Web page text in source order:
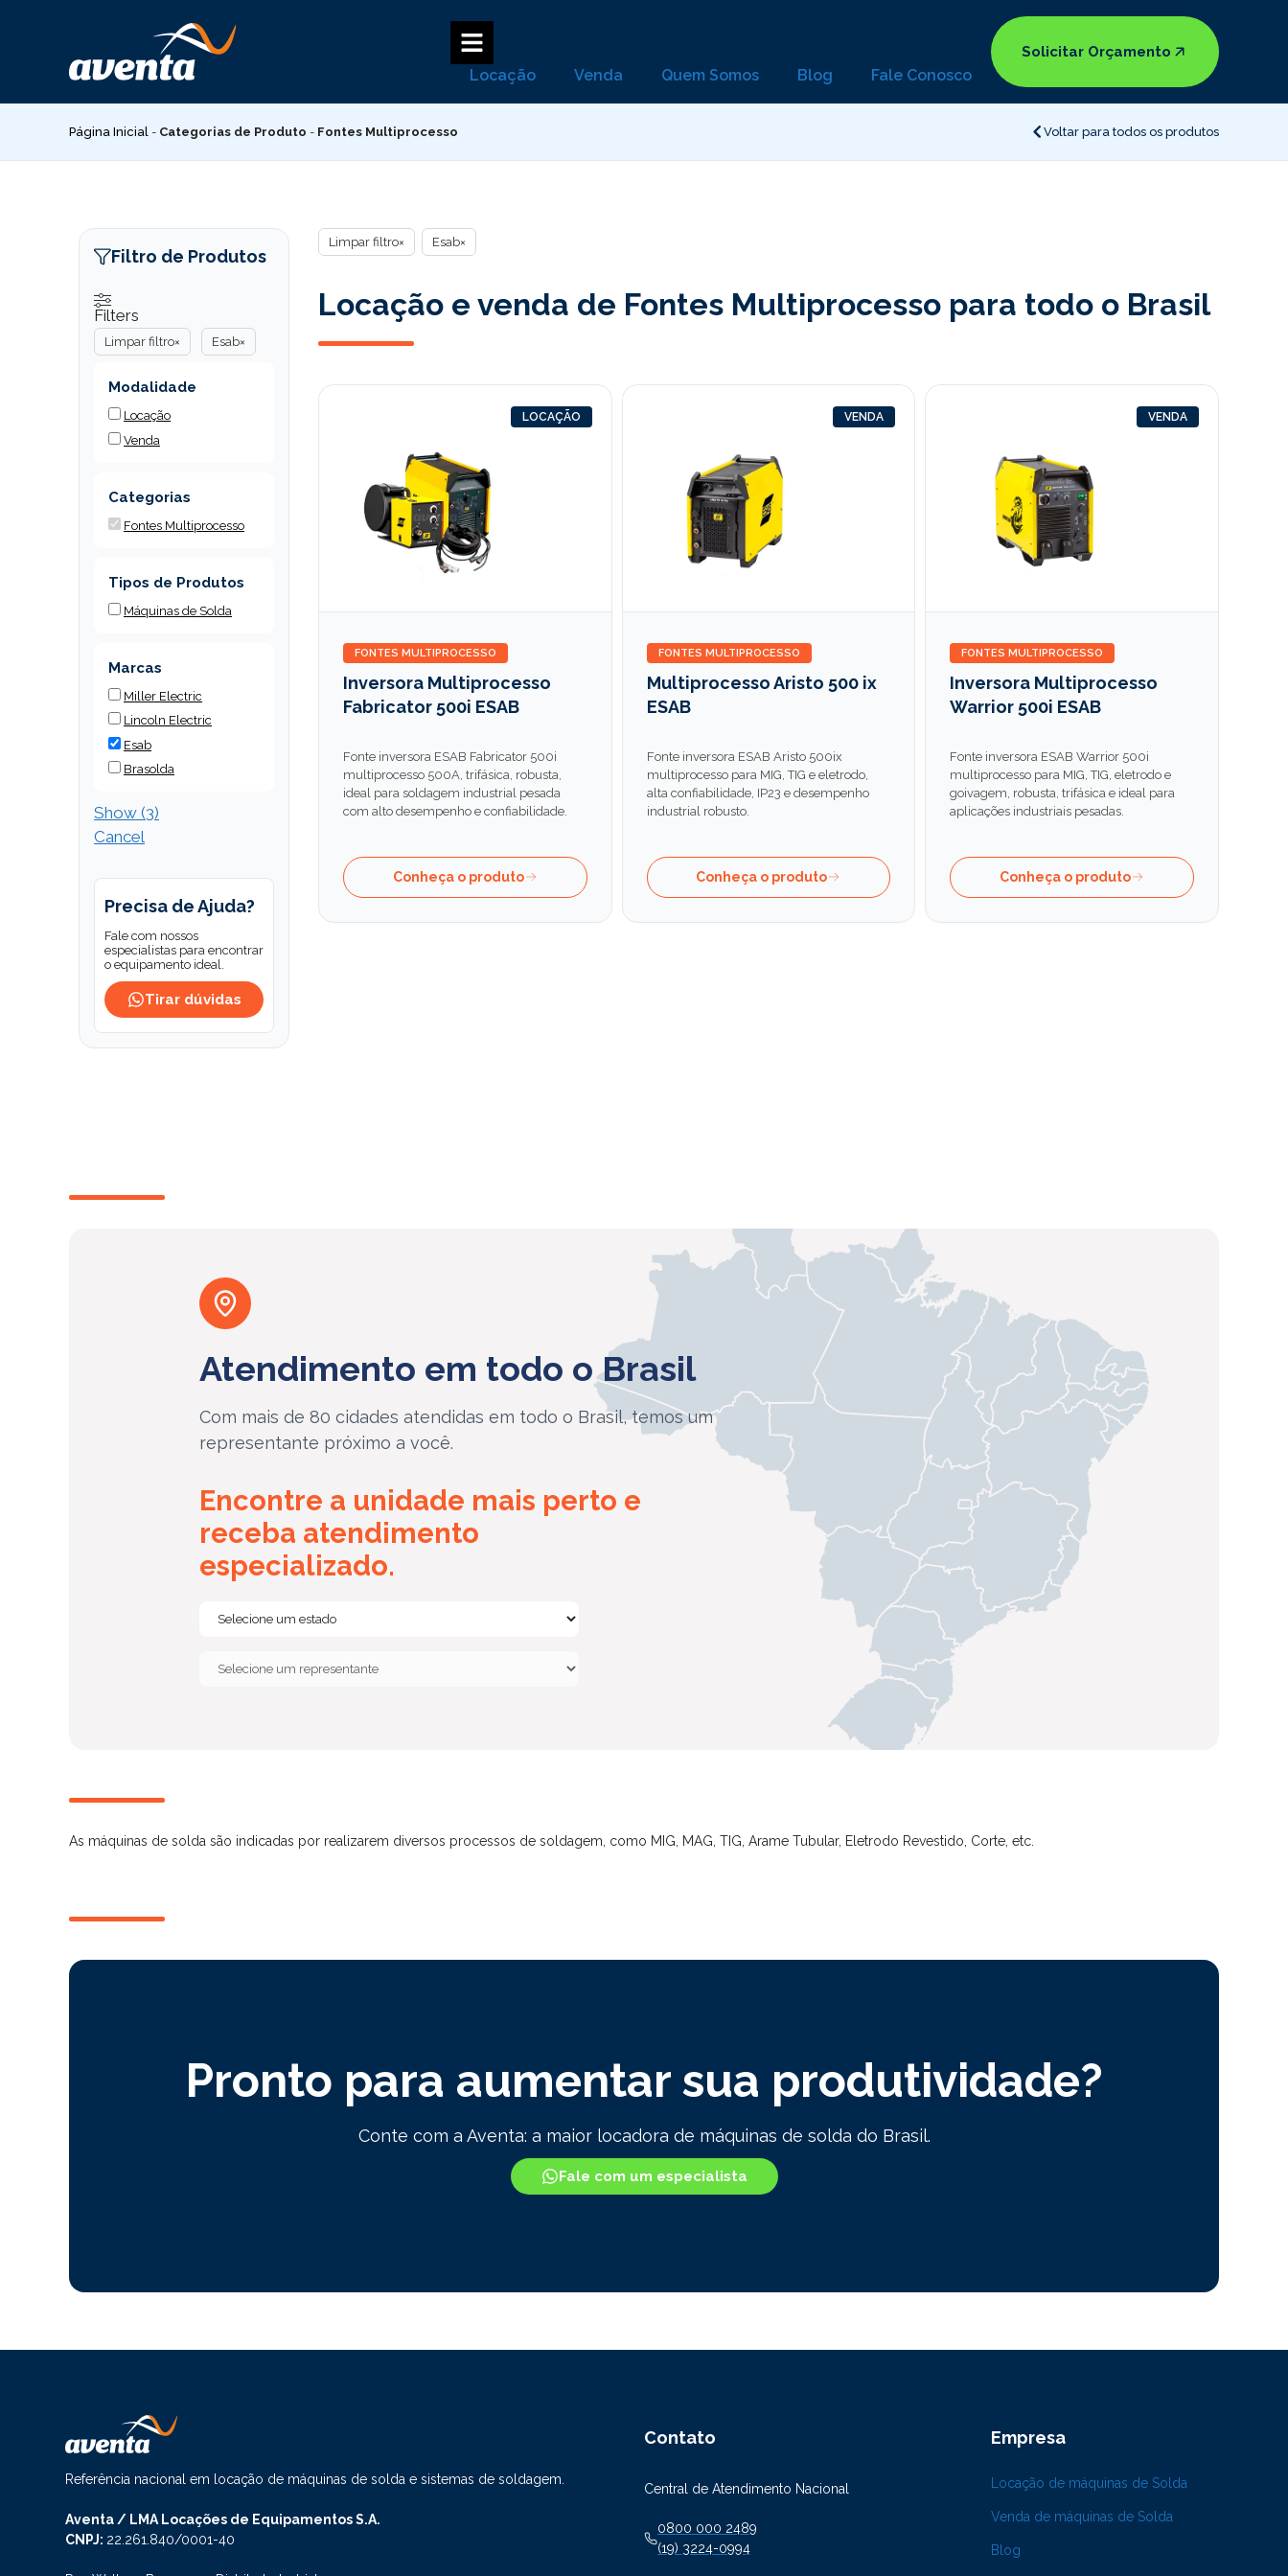
conteúdo
Locação Venda Quem Somos Blog Fale Conosco
Solicitar Orçamento
Página Inicial - Categorias de Produto - Fontes Multiprocesso Voltar para todos os produtos
Limpar filtro× Esab×
Locação e venda de Fontes Multiprocesso para todo o Brasil
LOCAÇÃO
FONTES MULTIPROCESSO
Inversora Multiprocesso
Fabricator 500i ESAB
Fonte inversora ESAB Fabricator 500i
multiprocesso 500A, trifásica, robusta,
ideal para soldagem industrial pesada
com alto desempenho e confiabilidade.
Conheça o produto
VENDA
FONTES MULTIPROCESSO
Multiprocesso Aristo 500 ix
ESAB
Fonte inversora ESAB Aristo 500ix
multiprocesso para MIG, TIG e eletrodo,
alta confiabilidade, IP23 e desempenho
industrial robusto.
Conheça o produto
VENDA
FONTES MULTIPROCESSO
Inversora Multiprocesso
Warrior 500i ESAB
Fonte inversora ESAB Warrior 500i
multiprocesso para MIG, TIG, eletrodo e
goivagem, robusta, trifásica e ideal para
aplicações industriais pesadas.
Conheça o produto
Filtro de Produtos
Filters
Limpar filtro× Esab×
Modalidade
Locação
Venda
Categorias
Fontes Multiprocesso
Tipos de Produtos
Máquinas de Solda
Marcas
Miller Electric
Lincoln Electric
Esab
Brasolda
Show (3)
Cancel
Precisa de Ajuda?
Fale com nossos
especialistas para encontrar
o equipamento ideal.
Tirar dúvidas
Atendimento em todo o Brasil
Com mais de 80 cidades atendidas em todo o Brasil, temos um
representante próximo a você.
Encontre a unidade mais perto e
receba atendimento
especializado.
As máquinas de solda são indicadas por realizarem diversos processos de soldagem, como MIG, MAG, TIG, Arame Tubular, Eletrodo Revestido, Corte, etc.
Pronto para aumentar sua produtividade?
Conte com a Aventa: a maior locadora de máquinas de solda do Brasil.
Fale com um especialista
Referência nacional em locação de máquinas de solda e sistemas de soldagem.
Aventa / LMA Locações de Equipamentos S.A.
CNPJ: 22.261.840/0001-40
Contato
Central de Atendimento Nacional
0800 000 2489
(19) 3224-0994
Empresa
Locação de máquinas de Solda
Venda de máquinas de Solda
Blog